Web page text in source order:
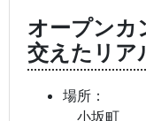
オープンカ
交えたリア
場所：
小坂町